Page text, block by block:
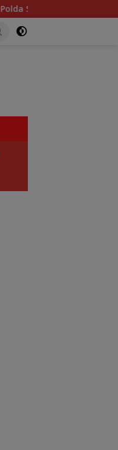
Lokasi Judi “Las